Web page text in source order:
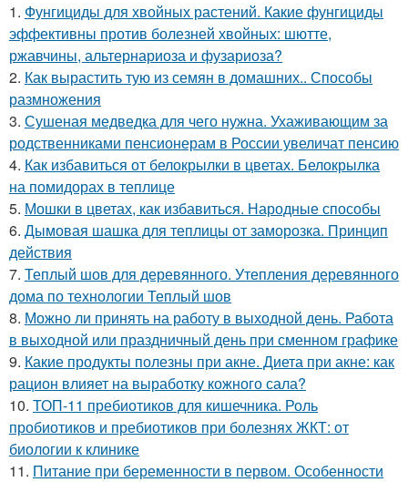
1. Фунгициды для хвойных растений. Какие фунгициды
эффективны против болезней хвойных: шютте,
ржавчины, альтернариоза и фузариоза?
2. Как вырастить тую из семян в домашних.. Способы
размножения
3. Сушеная медведка для чего нужна. Ухаживающим за
родственниками пенсионерам в России увеличат пенсию
4. Как избавиться от белокрылки в цветах. Белокрылка
на помидорах в теплице
5. Мошки в цветах, как избавиться. Народные способы
6. Дымовая шашка для теплицы от заморозка. Принцип
действия
7. Теплый шов для деревянного. Утепления деревянного
дома по технологии Теплый шов
8. Можно ли принять на работу в выходной день. Работа
в выходной или праздничный день при сменном графике
9. Какие продукты полезны при акне. Диета при акне: как
рацион влияет на выработку кожного сала?
10. ТОП-11 пребиотиков для кишечника. Роль
пробиотиков и пребиотиков при болезнях ЖКТ: от
биологии к клинике
11. Питание при беременности в первом. Особенности